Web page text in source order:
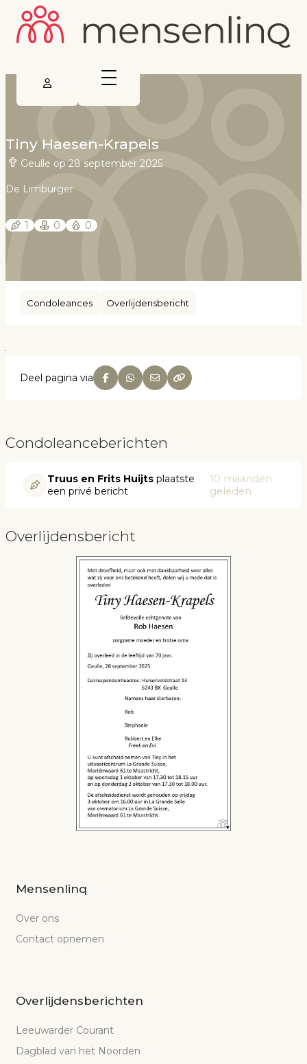
Tiny Haesen-Krapels
Geulle op 28 september 2025
De Limburger
1 0 0
Condoleances Overlijdensbericht
Deel pagina via
Condoleanceberichten
Truus en Frits Huijts plaatste
een privé bericht
10 maanden
geleden
Overlijdensbericht
Mensenlinq
Over ons
Contact opnemen
Overlijdensberichten
Leeuwarder Courant
Dagblad van het Noorden